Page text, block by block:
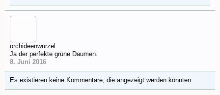
orchideenwurzel
Ja der perfekte grüne Daumen.
8. Juni 2016
Es existieren keine Kommentare, die angezeigt werden könnten.